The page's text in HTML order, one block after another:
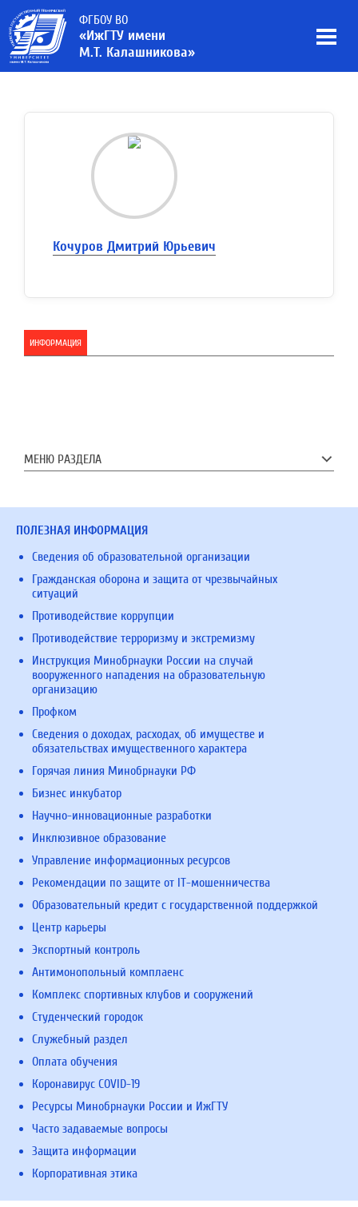
ФГБОУ ВО
«ИжГТУ имени
М.Т. Калашникова»
Кочуров Дмитрий Юрьевич
ИНФОРМАЦИЯ
МЕНЮ РАЗДЕЛА
ПОЛЕЗНАЯ ИНФОРМАЦИЯ
Сведения об образовательной организации
Гражданская оборона и защита от чрезвычайных
ситуаций
Противодействие коррупции
Противодействие терроризму и экстремизму
Инструкция Минобрнауки России на случай
вооруженного нападения на образовательную
организацию
Профком
Сведения о доходах, расходах, об имуществе и
обязательствах имущественного характера
Горячая линия Минобрнауки РФ
Бизнес инкубатор
Научно-инновационные разработки
Инклюзивное образование
Управление информационных ресурсов
Рекомендации по защите от IT-мошенничества
Образовательный кредит с государственной поддержкой
Центр карьеры
Экспортный контроль
Антимонопольный комплаенс
Комплекс спортивных клубов и сооружений
Студенческий городок
Служебный раздел
Оплата обучения
Коронавирус COVID-19
Ресурсы Минобрнауки России и ИжГТУ
Часто задаваемые вопросы
Защита информации
Корпоративная этика